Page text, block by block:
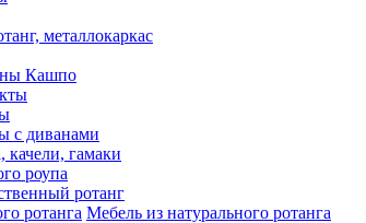
металлокаркас
Кашпо
с диванами
качели, гамаки
роупа
ротанг
Мебель из натурального ротанга